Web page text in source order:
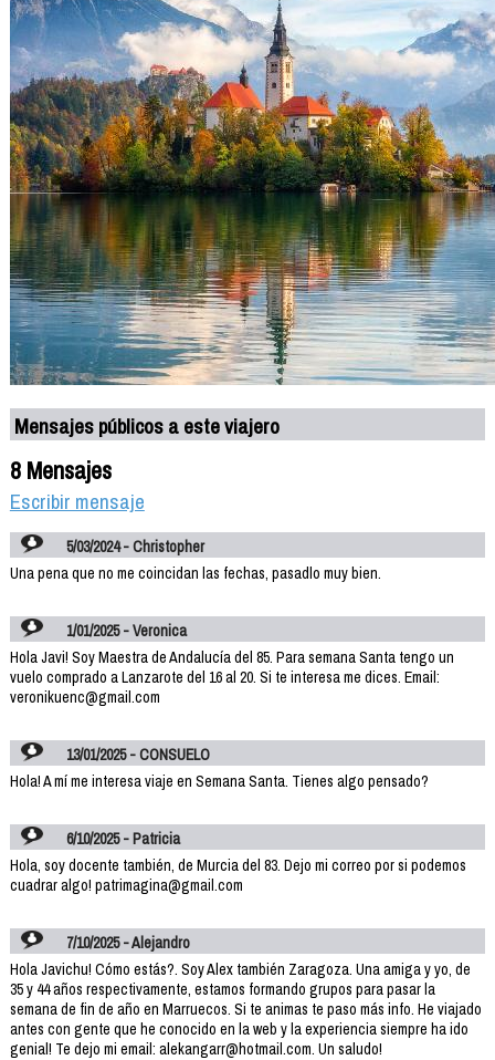
Mensajes públicos a este viajero
8 Mensajes
Escribir mensaje
5/03/2024 - Christopher
Una pena que no me coincidan las fechas, pasadlo muy bien.
1/01/2025 - Veronica
Hola Javi! Soy Maestra de Andalucía del 85. Para semana Santa tengo un
vuelo comprado a Lanzarote del 16 al 20. Si te interesa me dices. Email:
veronikuenc@gmail.com
13/01/2025 - CONSUELO
Hola! A mí me interesa viaje en Semana Santa. Tienes algo pensado?
6/10/2025 - Patricia
Hola, soy docente también, de Murcia del 83. Dejo mi correo por si podemos
cuadrar algo! patrimagina@gmail.com
7/10/2025 - Alejandro
Hola Javichu! Cómo estás?. Soy Alex también Zaragoza. Una amiga y yo, de
35 y 44 años respectivamente, estamos formando grupos para pasar la
semana de fin de año en Marruecos. Si te animas te paso más info. He viajado
antes con gente que he conocido en la web y la experiencia siempre ha ido
genial! Te dejo mi email: alekangarr@hotmail.com. Un saludo!